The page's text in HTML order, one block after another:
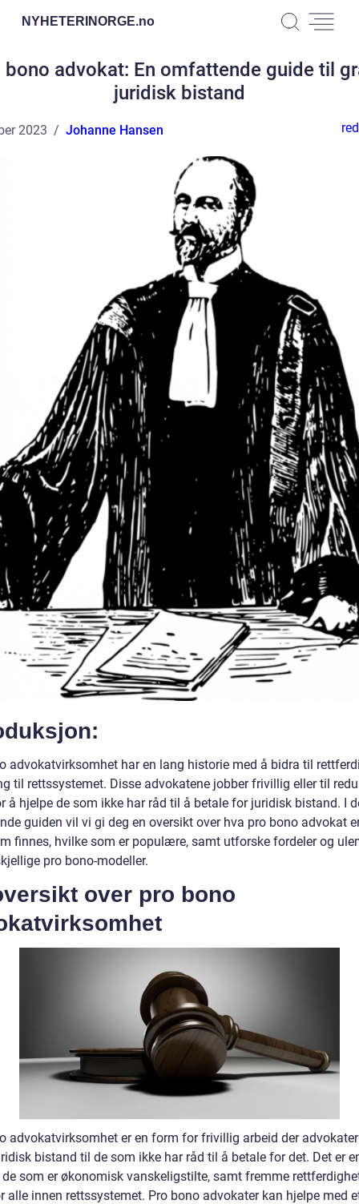
NYHETERINORGE.no
bono advokat: En omfattende guide til
juridisk bistand
2023 Johanne Hansen
advokatvirksomhet har en lang historie med å bidra til
til rettssystemet. Disse advokatene jobber frivillig eller til
å hjelpe de som ikke har råd til å betale for juridisk bistand. I
guiden vil vi gi deg en oversikt over hva pro bono advokat
finnes, hvilke som er populære, samt utforske fordeler og
pro bono-modeller.
over pro bono
advokatvirksomhet er en form for frivillig arbeid der
bistand til de som ikke har råd til å betale for det. Det er
som er økonomisk vanskeligstilte, samt fremme
alle innen rettssystemet. Pro bono advokater kan hjelpe med